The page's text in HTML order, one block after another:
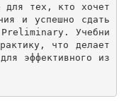
для тех, кто хочет
и успешно сдать
Preliminary. Учебни
что делает
эффективного из